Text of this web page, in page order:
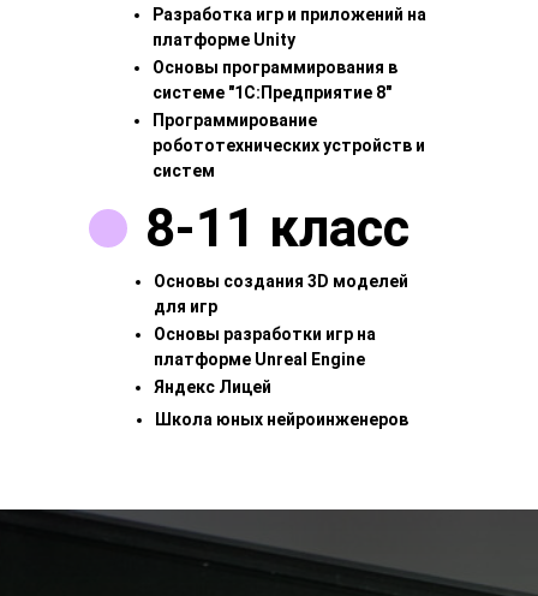
Программирование
робототехнических устройств и
систем
Основы программирования в
системе "1C:Предприятие 8"
Разработка игр и приложений на
платформе Unity
8-11 класс
Основы создания 3D моделей
для игр
Основы разработки игр на
платформе Unreal Engine
Школа юных нейроинженеров
Яндекс Лицей